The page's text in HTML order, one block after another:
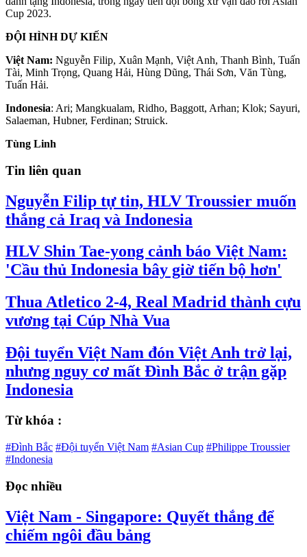
Cup 2023.
ĐỘI HÌNH DỰ KIẾN
Việt Nam: Nguyễn Filip, Xuân Mạnh, Việt Anh, Thanh Bình, Tuấn
Tài, Minh Trọng, Quang Hải, Hùng Dũng, Thái Sơn, Văn Tùng,
Tuấn Hải.
Indonesia: Ari; Mangkualam, Ridho, Baggott, Arhan; Klok; Sayuri,
Salaeman, Hubner, Ferdinan; Struick.
Tùng Linh
Tin liên quan
Nguyễn Filip tự tin, HLV Troussier muốn
thắng cả Iraq và Indonesia
HLV Shin Tae-yong cảnh báo Việt Nam:
'Cầu thủ Indonesia bây giờ tiến bộ hơn'
Thua Atletico 2-4, Real Madrid thành cựu
vương tại Cúp Nhà Vua
Đội tuyển Việt Nam đón Việt Anh trở lại,
nhưng nguy cơ mất Đình Bắc ở trận gặp
Indonesia
Từ khóa :
#Đình Bắc #Đội tuyển Việt Nam #Asian Cup #Philippe Troussier
#Indonesia
Đọc nhiều
Việt Nam - Singapore: Quyết thắng để
chiếm ngôi đầu bảng